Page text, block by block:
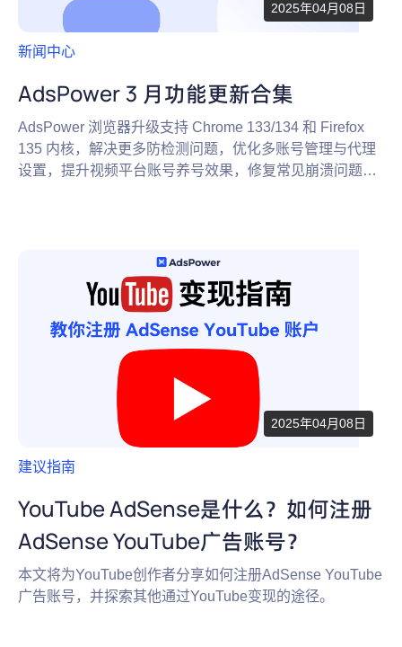
2025年04月08日
新闻中心
AdsPower 3 月功能更新合集
AdsPower 浏览器升级支持 Chrome 133/134 和 Firefox
135 内核，解决更多防检测问题，优化多账号管理与代理
设置，提升视频平台账号养号效果，修复常见崩溃问题。
2025年04月08日
建议指南
YouTube AdSense是什么？如何注册
AdSense YouTube广告账号？
本文将为YouTube创作者分享如何注册AdSense YouTube
广告账号，并探索其他通过YouTube变现的途径。